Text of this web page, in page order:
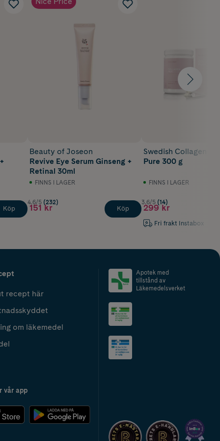
Köp
Beauty of Joseon
Revive Eye Serum Ginseng +
Retinal 30ml
FINNS I LAGER
4.6/5 (232)
151 kr Köp
Swedish Collagen
Pure 300 g
FINNS I LAGER
3.6/5 (14)
299 kr
Fri frakt Instabox
recept här
om läkemedel
vår app
Apotek med
tillstånd av
Läkemedelsverket